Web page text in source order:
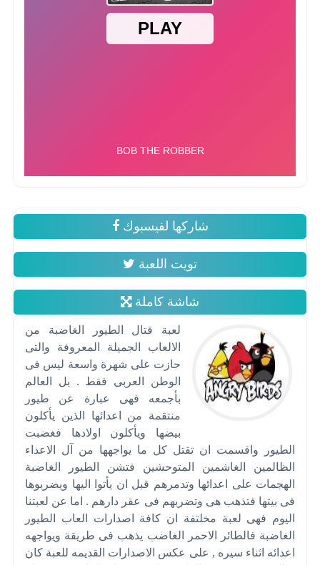
شاركها لفيسبوك
تويت اللعبة
شاشة كاملة
لعبة قتال الطيور الغاضبة من
الالعاب الجميلة المعروفة والتى
حازت على شهرة واسعة ليس فى
الوطن العربى فقط . بل العالم
بأجمعه فهى عبارة عن طيور
منتقمة من اعدائها الذين يأكلون
بيضها ويأكلون اولادها فغضبت
الطيور واقسمت ان تقتل كل ما يواجهها من آل الاعداء
الظالمين الغاشمين المتوحشين فتشن الطيور الغاضبة
الهجمات على اعدائها وتدمرهم قبل ان يأتوا اليها ويضربوها
فى بيتها فتذهب هى وتضربهم فى عقر دارهم . اما عن لعبتنا
اليوم فهى لعبة مخلتفة ان كافة اصدارات العاب الطيور
الغاضبة فالطائر الاحمر الغاضب يذهب فى طريقة ويواجهه
اعدائه اثناء سيره , على عكس الاصدارات القديمه للعبة كان